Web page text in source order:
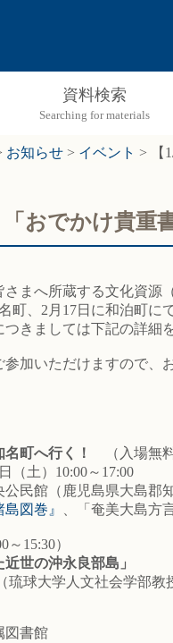
資料検索
お知らせ > イベント >
「おでかけ貴
さまへ所蔵する文化資源
町、2月17日に和泊町に
きましては下記の詳細
加いただけますので、
町へ行く！
（入場無料
（土）10:00～17:00
民館（鹿児島県大島郡知
島図巻』 、「奄美大島方
15:30）
近世の沖永良部島」
球大学人文社会学部教
図書館